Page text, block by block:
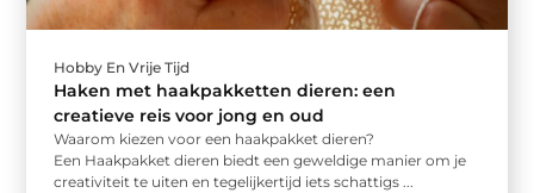
Hobby En Vrije Tijd
Haken met haakpakketten dieren: een
creatieve reis voor jong en oud
Waarom kiezen voor een haakpakket dieren?
Een Haakpakket dieren biedt een geweldige manier om je
creativiteit te uiten en tegelijkertijd iets schattigs ...